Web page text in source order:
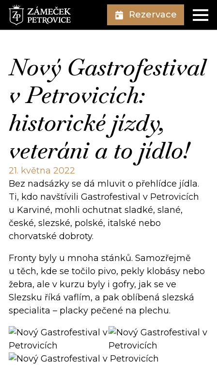
Rezervace
Nový Gastrofestival
v Petrovicích:
historické jízdy,
veteráni a to jídlo!
21. května 2022
Bez nadsázky se dá mluvit o přehlídce jídla.
Ti, kdo navštívili Gastrofestival v Petrovicích
u Karviné, mohli ochutnat sladké, slané,
české, slezské, polské, italské nebo
chorvatské dobroty.
Fronty byly u mnoha stánků. Samozřejmě
u těch, kde se točilo pivo, pekly klobásy nebo
žebra, ale v kurzu byly i gofry, jak se ve
Slezsku říká vaflím, a pak oblíbená slezská
specialita – placky pečené na plechu.